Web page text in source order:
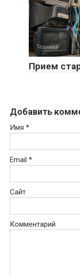
Техника
Прием
Добавить
Имя *
Email *
Сайт
Комментарий